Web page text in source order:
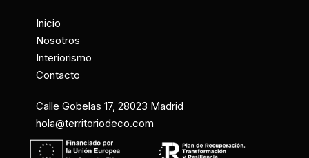
Inicio
Nosotros
Interiorismo
Contacto
Calle Gobelas 17, 28023 Madrid
hola@territoriodeco.com